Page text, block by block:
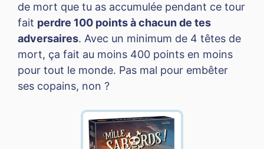
de mort que tu as accumulée pendant ce tour
fait perdre 100 points à chacun de tes
adversaires. Avec un minimum de 4 têtes de
mort, ça fait au moins 400 points en moins
pour tout le monde. Pas mal pour embêter
ses copains, non ?